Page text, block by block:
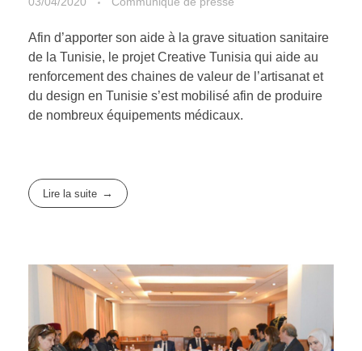
Afin d’apporter son aide à la grave situation sanitaire
de la Tunisie, le projet Creative Tunisia qui aide au
renforcement des chaines de valeur de l’artisanat et
du design en Tunisie s’est mobilisé afin de produire
de nombreux équipements médicaux.
Lire la suite